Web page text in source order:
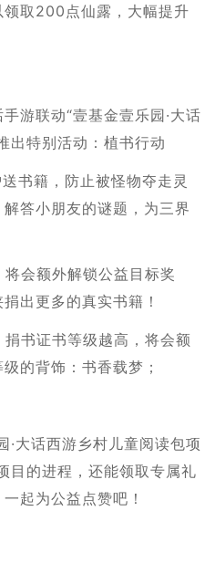
取200点仙露，大幅提升
游联动“壹基金壹乐园·大话
出特别活动：植书行动
书籍，防止被怪物夺走灵
答小朋友的谜题，为三界
会额外解锁公益目标奖
出更多的真实书籍！
书证书等级越高，将会额
的背饰：书香载梦；
·大话西游乡村儿童阅读包项
目的进程，还能领取专属礼
起为公益点赞吧！